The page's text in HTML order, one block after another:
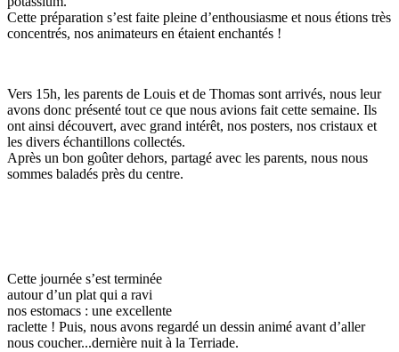
Cette préparation s’est faite pleine d’enthousiasme et nous étions très
concentrés, nos animateurs en étaient enchantés !
Vers 15h, les parents de Louis et de Thomas sont arrivés, nous leur
avons donc présenté tout ce que nous avions fait cette semaine. Ils
ont ainsi découvert, avec grand intérêt, nos posters, nos cristaux et
les divers échantillons collectés.
Après un bon goûter dehors, partagé avec les parents, nous nous
sommes baladés près du centre.
Cette journée s’est terminée
autour d’un plat qui a ravi
nos estomacs : une excellente
raclette ! Puis, nous avons regardé un dessin animé avant d’aller
nous coucher...dernière nuit à la Terriade.